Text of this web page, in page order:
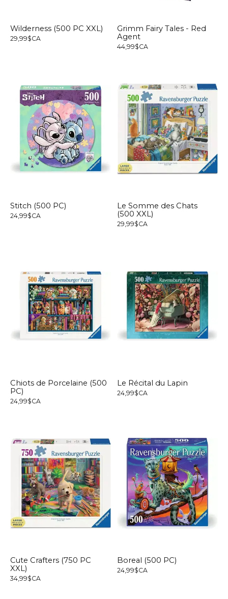
Wilderness (500 PC XXL)
29,99$CA
Grimm Fairy Tales - Red
Agent
44,99$CA
Stitch (500 PC)
24,99$CA
Le Somme des Chats
(500 XXL)
29,99$CA
Chiots de Porcelaine (500
PC)
24,99$CA
Le Récital du Lapin
24,99$CA
Cute Crafters (750 PC
XXL)
34,99$CA
Boreal (500 PC)
24,99$CA